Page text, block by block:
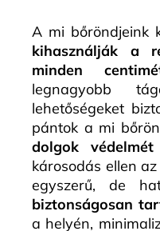
A mi bőröndjeink
kihasználják a
minden
legnagyobb
lehetőségeket
pántok a mi
dolgok védelmét
károsodás ellen
egyszerű, de
biztonságosan
a helyén,